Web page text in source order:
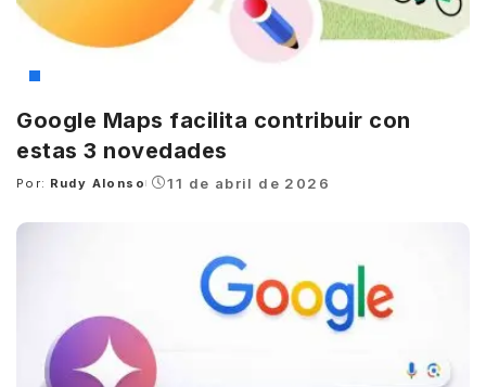
Google Maps facilita contribuir con
estas 3 novedades
Posted
Por: Rudy Alonso 11 de abril de 2026